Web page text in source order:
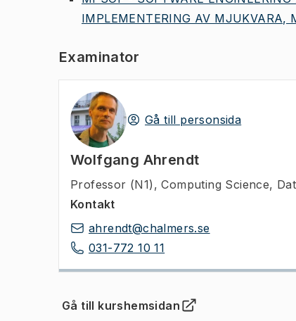
IMPLEMENTERING AV MJUKVARA,
Examinator
Gå till personsida
Wolfgang Ahrendt
Professor (N1) , Computing Science,
Kontakt
ahrendt@chalmers.se
031-772 10 11
Gå till kurshemsidan
(Öppnas i ny flik)